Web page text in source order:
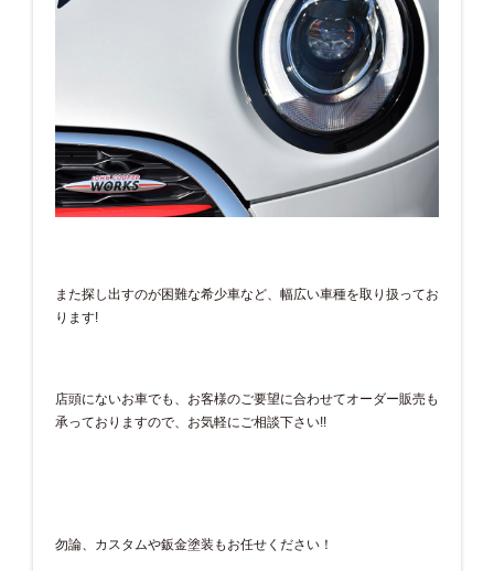
また探し出すのが困難な希少車など、幅広い車種を取り扱ってお
ります!
店頭にないお車でも、お客様のご要望に合わせてオーダー販売も
承っておりますので、お気軽にご相談下さい!!
勿論、カスタムや鈑金塗装もお任せください！